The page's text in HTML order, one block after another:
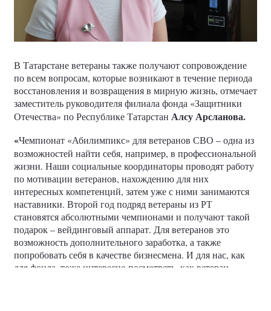
В Татарстане ветераны также получают сопровождение
по всем вопросам, которые возникают в течение периода
восстановления и возвращения в мирную жизнь, отмечает
заместитель руководителя филиала фонда «Защитники
Отечества» по Республике Татарстан Алсу Арсланова.
«Чемпионат «Абилимпикс» для ветеранов СВО – одна из
возможностей найти себя, например, в профессиональной
жизни. Наши социальные координаторы проводят работу
по мотивации ветеранов, нахождению для них
интересных компетенций, затем уже с ними занимаются
наставники. Второй год подряд ветераны из РТ
становятся абсолютными чемпионами и получают такой
подарок – вейдинговый аппарат. Для ветеранов это
возможность дополнительного заработка, а также
попробовать себя в качестве бизнесмена. И для нас, как
для фонда, тоже интересно посмотреть, как ветеран